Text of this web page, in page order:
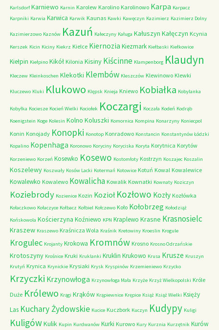
Karlsdorf Karniewo Karnin Karolew Karolino Karolinowo Karpa Karpacz
Karpniki Karwia Karwica Karwik Kaunas Kawki Kawęczyn Kazimierz Kazimierz Dolny
Kazimierzowo Kaznów Kazuń Kałeczyny Kaługa Kałuszyn Kałęczyn Kcynia
Kerszek Kicin Kiciny Kiekrz Kielce Kiernozia Kiezmark Kiełbaski Kiełkowice
Kiełpin Kiełpino Kikół Kilonia Kisiny Kiścinne Klampenborg Klaudyn
Kleczew Kleinkoschen Klekotki Klembów Kleszczów Klewinowo Klewki
Kluczewo Kluki Klukowo Klępsk Knieja Kniewo Kobiałka Kobylanka
Kobyłka Kociesze Kocień Wielki Kociołek Koczargi Koczała Kodeń Kodrąb
Koenigstein Koge Kolesin Kolno Koluszki Komornica Kompina Konarzyny Koniecpol
Konin Konojady Konopki Konotop Konradowo Konstancin Konstantynów Łódzki
Kopalino Kopenhaga Koronowo Koryciny Koryciska Koryta Korytnica Korytów
Korzeniewo Korzeń Kosewko Kosewo Kostomłoty Kostrzyn Koszajec Koszalin
Koszelewy Koszwały Kosów Lacki Kotermań Kotowice Kotuń Kowal Kowalewice
Kowalewko Kowalewo Kowalicha Kowalik Kownatki Kownaty Koziczyn
Koziebrody Kozienice Kozin Kozioł Kozłowo Kozły Kozłówka
Kołaczkowo Kołaczyce Kołbacz Kołbiel Kołczewo Koło Kołobrzeg Kołodziąż
Końskowola Kościerzyna Koźniewo KPN Kraplewo Krasne Krasnosielc
Kraszew Kraszewo Kraśnicza Wola Kraśnik Kretowiny Kroeslin Krogule
Krogulec Krojanty Krokowa Kromnów Krosno Krosno Odrzańskie
Krotoszyny Krośnice Kruki Kruklanki Kruklin Krukowo Krusa Krusze Kruszyn
Krutyń Krynica Krynickie Krysiaki Krysk Kryspinów Krzemieniewo Krzycko
Krzyczki Krzynowłoga Krzynowłoga Mała Krzyże Krzyż Wielkopolski Króle
Duże Królewo Krągi Krąków Krąpiewnice Krępice Książ Książ Wielki Księży
Las Kuchary Żydowskie Kucice Kuczbork Kuczyn Kudypy Kuligi
KuligówKulik Kupin Kurdwanów Kurki Kurowo Kury Kurznia Kurzętnik Kurów